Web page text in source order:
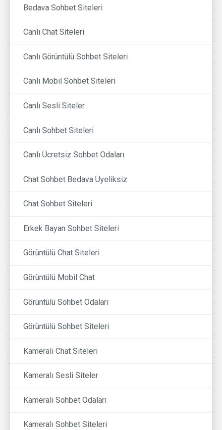
Bedava Sohbet Siteleri
Canlı Chat Siteleri
Canlı Görüntülü Sohbet Siteleri
Canlı Mobil Sohbet Siteleri
Canlı Sesli Siteler
Canlı Sohbet Siteleri
Canlı Ücretsiz Sohbet Odaları
Chat Sohbet Bedava Üyeliksiz
Chat Sohbet Siteleri
Erkek Bayan Sohbet Siteleri
Görüntülü Chat Siteleri
Görüntülü Mobil Chat
Görüntülü Sohbet Odaları
Görüntülü Sohbet Siteleri
Kameralı Chat Siteleri
Kameralı Sesli Siteler
Kameralı Sohbet Odaları
Kameralı Sohbet Siteleri